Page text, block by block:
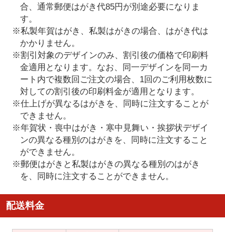
合、通常郵便はがき代85円が別途必要になりま
す。
※私製年賀はがき、私製はがきの場合、はがき代は
かかりません。
※割引対象のデザインのみ、割引後の価格で印刷料
金適用となります。なお、同一デザインを同一カ
ート内で複数回ご注文の場合、1回のご利用枚数に
対しての割引後の印刷料金が適用となります。
※仕上げが異なるはがきを、同時に注文することが
できません。
※年賀状・喪中はがき・寒中見舞い・挨拶状デザイ
ンの異なる種別のはがきを、同時に注文すること
ができません。
※郵便はがきと私製はがきの異なる種別のはがき
を、同時に注文することができません。
配送料金